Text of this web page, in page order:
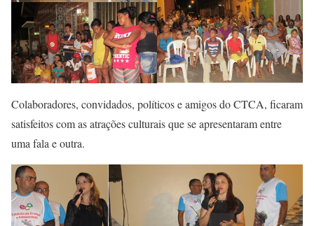
Colaboradores, convidados, políticos e amigos do CTCA, ficaram
satisfeitos com as atrações culturais que se apresentaram entre
uma fala e outra.